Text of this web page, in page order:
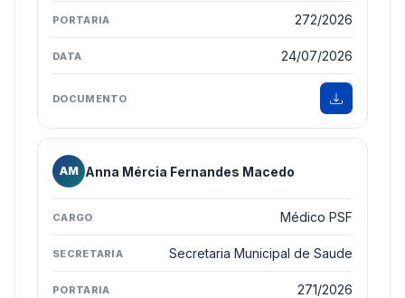
272/2026
24/07/2026
AM Anna Mércia Fernandes Macedo
Médico PSF
Secretaria Municipal de Saude
271/2026